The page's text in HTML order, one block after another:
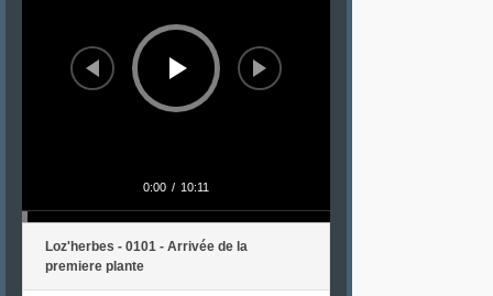
0:00 / 10:11
Loz'herbes - 0101 - Arrivée de la
premiere plante